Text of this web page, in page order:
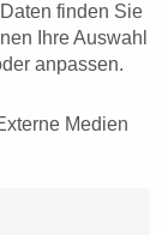
finden Sie
Ihre Auswahl
anpassen.
Medien